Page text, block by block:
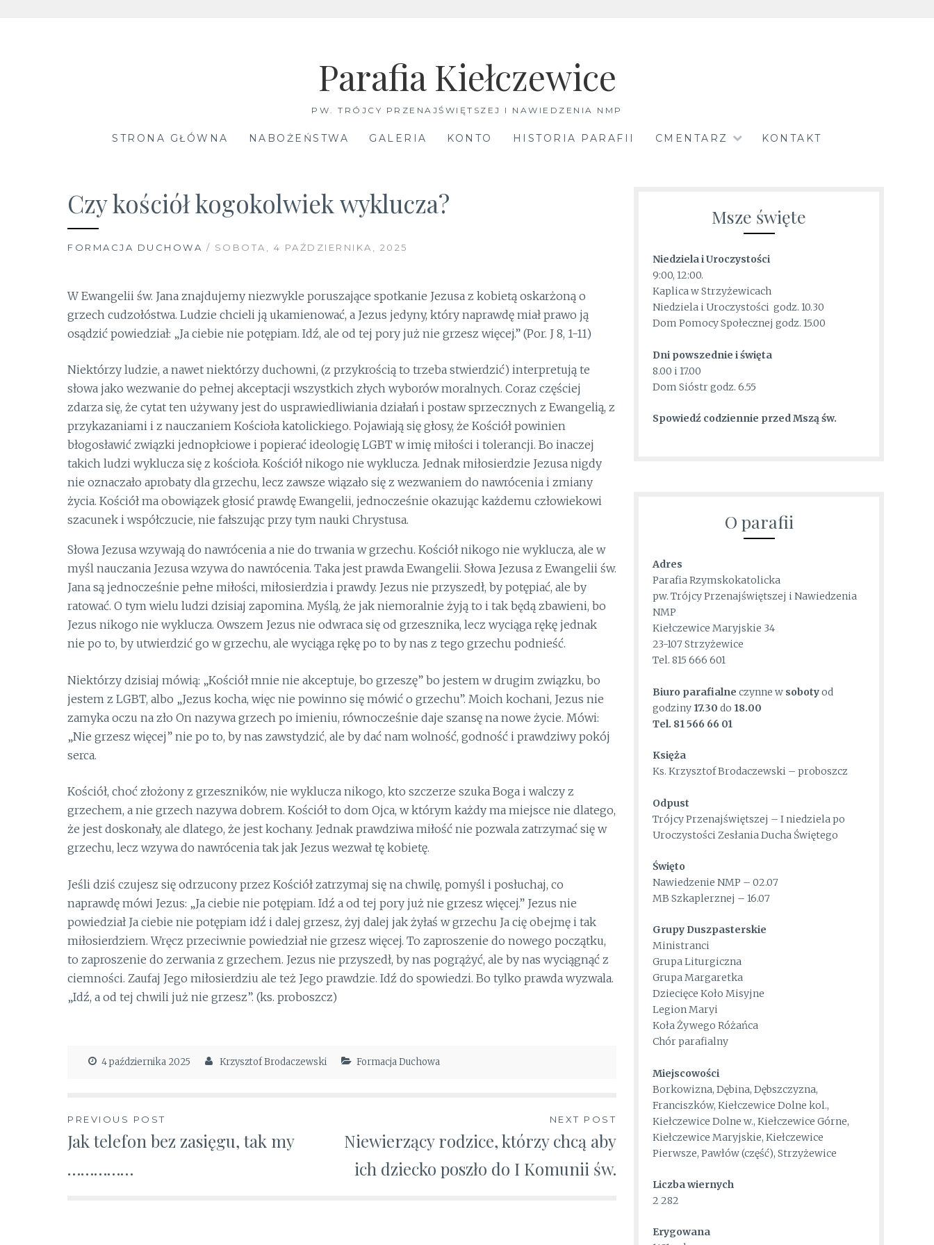
Parafia Kiełczewice
PW. TRÓJCY PRZENAJŚWIĘTSZEJ I NAWIEDZENIA NMP
STRONA GŁÓWNA NABOŻEŃSTWA GALERIA KONTO HISTORIA PARAFII CMENTARZ KONTAKT
Czy kościół kogokolwiek wyklucza?
FORMACJA DUCHOWA / SOBOTA, 4 PAŹDZIERNIKA, 2025
W Ewangelii św. Jana znajdujemy niezwykle poruszające spotkanie Jezusa z kobietą oskarżoną o
grzech cudzołóstwa. Ludzie chcieli ją ukamienować, a Jezus jedyny, który naprawdę miał prawo ją
osądzić powiedział: „Ja ciebie nie potępiam. Idź, ale od tej pory już nie grzesz więcej.” (Por. J 8, 1-11)
Niektórzy ludzie, a nawet niektórzy duchowni, (z przykrością to trzeba stwierdzić) interpretują te
słowa jako wezwanie do pełnej akceptacji wszystkich złych wyborów moralnych. Coraz częściej
zdarza się, że cytat ten używany jest do usprawiedliwiania działań i postaw sprzecznych z Ewangelią, z
przykazaniami i z nauczaniem Kościoła katolickiego. Pojawiają się głosy, że Kościół powinien
błogosławić związki jednopłciowe i popierać ideologię LGBT w imię miłości i tolerancji. Bo inaczej
takich ludzi wyklucza się z kościoła. Kościół nikogo nie wyklucza. Jednak miłosierdzie Jezusa nigdy
nie oznaczało aprobaty dla grzechu, lecz zawsze wiązało się z wezwaniem do nawrócenia i zmiany
życia. Kościół ma obowiązek głosić prawdę Ewangelii, jednocześnie okazując każdemu człowiekowi
szacunek i współczucie, nie fałszując przy tym nauki Chrystusa.
Słowa Jezusa wzywają do nawrócenia a nie do trwania w grzechu. Kościół nikogo nie wyklucza, ale w
myśl nauczania Jezusa wzywa do nawrócenia. Taka jest prawda Ewangelii. Słowa Jezusa z Ewangelii św.
Jana są jednocześnie pełne miłości, miłosierdzia i prawdy. Jezus nie przyszedł, by potępiać, ale by
ratować. O tym wielu ludzi dzisiaj zapomina. Myślą, że jak niemoralnie żyją to i tak będą zbawieni, bo
Jezus nikogo nie wyklucza. Owszem Jezus nie odwraca się od grzesznika, lecz wyciąga rękę jednak
nie po to, by utwierdzić go w grzechu, ale wyciąga rękę po to by nas z tego grzechu podnieść.
Niektórzy dzisiaj mówią: „Kościół mnie nie akceptuje, bo grzeszę” bo jestem w drugim związku, bo
jestem z LGBT, albo „Jezus kocha, więc nie powinno się mówić o grzechu”. Moich kochani, Jezus nie
zamyka oczu na zło On nazywa grzech po imieniu, równocześnie daje szansę na nowe życie. Mówi:
„Nie grzesz więcej” nie po to, by nas zawstydzić, ale by dać nam wolność, godność i prawdziwy pokój
serca.
Kościół, choć złożony z grzeszników, nie wyklucza nikogo, kto szczerze szuka Boga i walczy z
grzechem, a nie grzech nazywa dobrem. Kościół to dom Ojca, w którym każdy ma miejsce nie dlatego,
że jest doskonały, ale dlatego, że jest kochany. Jednak prawdziwa miłość nie pozwala zatrzymać się w
grzechu, lecz wzywa do nawrócenia tak jak Jezus wezwał tę kobietę.
Jeśli dziś czujesz się odrzucony przez Kościół zatrzymaj się na chwilę, pomyśl i posłuchaj, co
naprawdę mówi Jezus: „Ja ciebie nie potępiam. Idź a od tej pory już nie grzesz więcej.” Jezus nie
powiedział Ja ciebie nie potępiam idź i dalej grzesz, żyj dalej jak żyłaś w grzechu Ja cię obejmę i tak
miłosierdziem. Wręcz przeciwnie powiedział nie grzesz więcej. To zaproszenie do nowego początku,
to zaproszenie do zerwania z grzechem. Jezus nie przyszedł, by nas pogrążyć, ale by nas wyciągnąć z
ciemności. Zaufaj Jego miłosierdziu ale też Jego prawdzie. Idź do spowiedzi. Bo tylko prawda wyzwala.
„Idź, a od tej chwili już nie grzesz”. (ks. proboszcz)
4 października 2025 Krzysztof Brodaczewski Formacja Duchowa
Nawigacja
wpisu
PREVIOUS POST
Jak telefon bez zasięgu, tak my
……………
NEXT POST
Niewierzący rodzice, którzy chcą aby
ich dziecko poszło do I Komunii św.
Msze święte
Niedziela i Uroczystości
9:00, 12:00.
Kaplica w Strzyżewicach
Niedziela i Uroczystości godz. 10.30
Dom Pomocy Społecznej godz. 15.00
Dni powszednie iświęta
8.00 i 17.00
Dom Sióstr godz. 6.55
Spowiedź codziennie przed Mszą św.
O parafii
Adres
Parafia Rzymskokatolicka
pw. Trójcy Przenajświętszej i Nawiedzenia
NMP
Kiełczewice Maryjskie 34
23-107 Strzyżewice
Tel. 815 666 601
Biuro parafialne czynne w sobotyod
godziny 17.30 do 18.00
Tel. 81 566 66 01
Księża
Ks. Krzysztof Brodaczewski – proboszcz
Odpust
Trójcy Przenajświętszej – I niedziela po
Uroczystości Zesłania Ducha Świętego
Święto
Nawiedzenie NMP – 02.07
MB Szkaplerznej – 16.07
Grupy Duszpasterskie
Ministranci
Grupa Liturgiczna
Grupa Margaretka
Dziecięce Koło Misyjne
Legion Maryi
Koła Żywego Różańca
Chór parafialny
Miejscowości
Borkowizna, Dębina, Dębszczyzna,
Franciszków, Kiełczewice Dolne kol.,
Kiełczewice Dolne w., Kiełczewice Górne,
Kiełczewice Maryjskie, Kiełczewice
Pierwsze, Pawłów (część), Strzyżewice
Liczba wiernych
2 282
Erygowana